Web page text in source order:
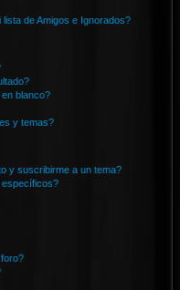
de Amigos e Ignorados?
blanco?
y temas?
y suscribirme a un tema?